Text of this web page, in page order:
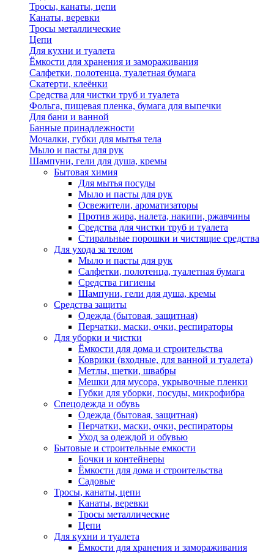
Тросы, канаты, цепи
Канаты, веревки
Тросы металлические
Цепи
Для кухни и туалета
Ёмкости для хранения и замораживания
Салфетки, полотенца, туалетная бумага
Скатерти, клеёнки
Средства для чистки труб и туалета
Фольга, пищевая пленка, бумага для выпечки
Для бани и ванной
Банные принадлежности
Мочалки, губки для мытья тела
Мыло и пасты для рук
Шампуни, гели для душа, кремы
Бытовая химия
Для мытья посуды
Мыло и пасты для рук
Освежители, ароматизаторы
Против жира, налета, накипи, ржавчины
Средства для чистки труб и туалета
Стиральные порошки и чистящие средства
Для ухода за телом
Мыло и пасты для рук
Салфетки, полотенца, туалетная бумага
Средства гигиены
Шампуни, гели для душа, кремы
Средства защиты
Одежда (бытовая, защитная)
Перчатки, маски, очки, респираторы
Для уборки и чистки
Ёмкости для дома и строительства
Коврики (входные, для ванной и туалета)
Метлы, щетки, швабры
Мешки для мусора, укрывочные пленки
Губки для уборки, посуды, микрофибра
Спецодежда и обувь
Одежда (бытовая, защитная)
Перчатки, маски, очки, респираторы
Уход за одеждой и обувью
Бытовые и строительные емкости
Бочки и контейнеры
Ёмкости для дома и строительства
Садовые
Тросы, канаты, цепи
Канаты, веревки
Тросы металлические
Цепи
Для кухни и туалета
Ёмкости для хранения и замораживания